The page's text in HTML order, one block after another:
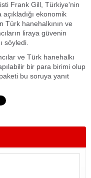
Frank Gill, Türkiye'nin
ekonomik
Türk hanehalkının ve
liraya güvenin
söyledi.
ve Türk hanehalkı
bir para birimi olup
bu soruya yanıt